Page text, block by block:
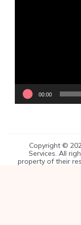
00:00
Copyright ©
Services. All
property of their